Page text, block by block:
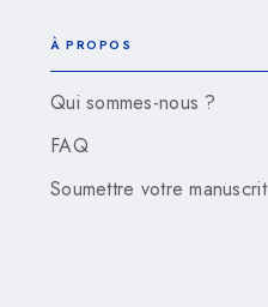
À PROPOS
Qui sommes-nous ?
FAQ
Soumettre votre manuscrit